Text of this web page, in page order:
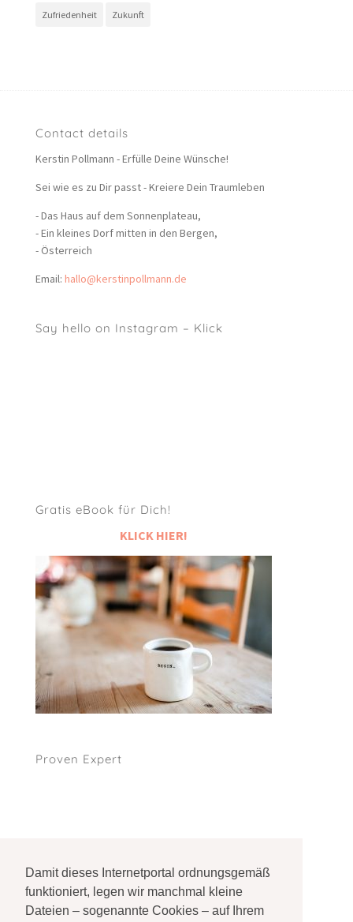
Damit dieses Internetportal ordnungsgemäß
funktioniert, legen wir manchmal kleine
Dateien – sogenannte Cookies – auf Ihrem
Zufriedenheit Zukunft
Contact details
Kerstin Pollmann - Erfülle Deine Wünsche!
Sei wie es zu Dir passt - Kreiere Dein Traumleben
- Das Haus auf dem Sonnenplateau,
- Ein kleines Dorf mitten in den Bergen,
- Österreich
Email: hallo@kerstinpollmann.de
Say hello on Instagram – Klick
Gratis eBook für Dich!
KLICK HIER!
Proven Expert
Impressum NEU Datenschutzerklärung Mai 2018